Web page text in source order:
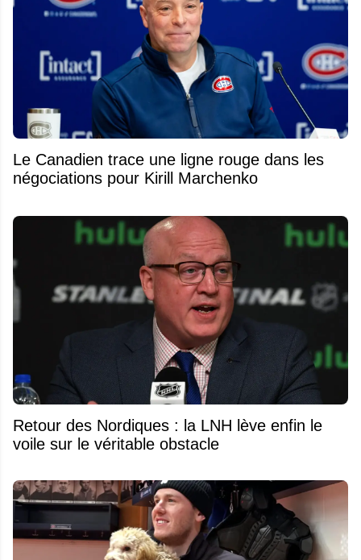
Le Canadien trace une ligne rouge dans les
négociations pour Kirill Marchenko
Retour des Nordiques : la LNH lève enfin le
voile sur le véritable obstacle